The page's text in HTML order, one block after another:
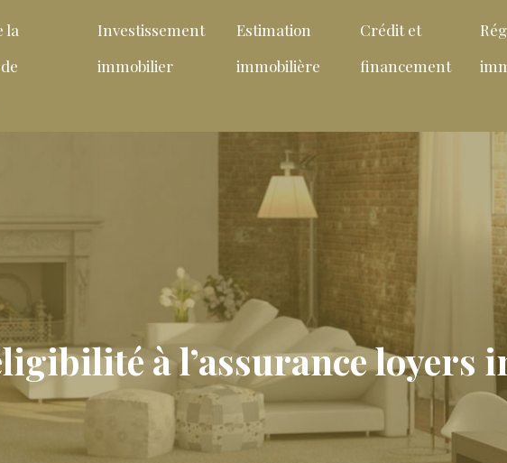
la
Investissement
immobilier
Estimation
immobilière
Crédit et
financement
à l’assurance loyers